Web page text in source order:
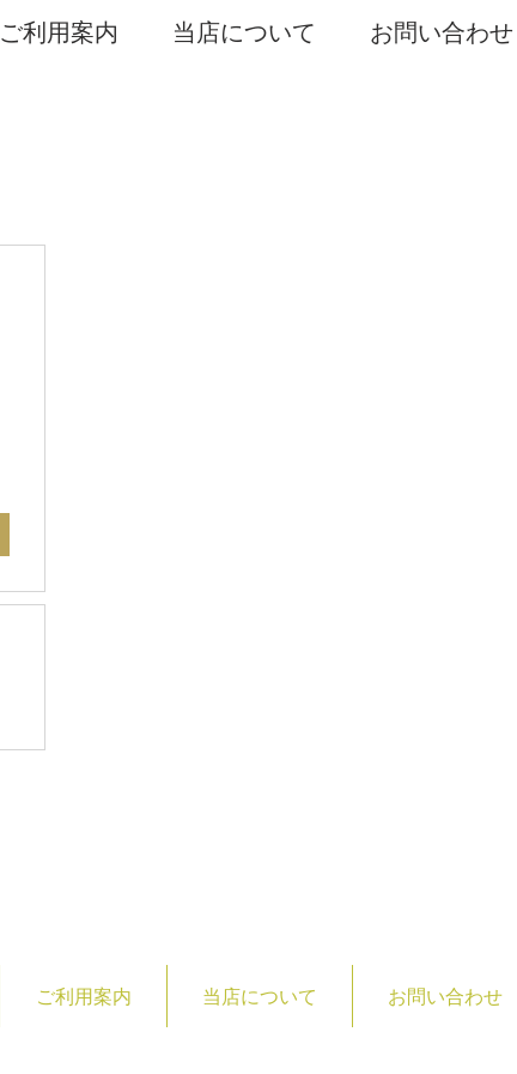
ご利用案内 当店について お問い合わせ
ご利用案内 当店について お問い合わせ